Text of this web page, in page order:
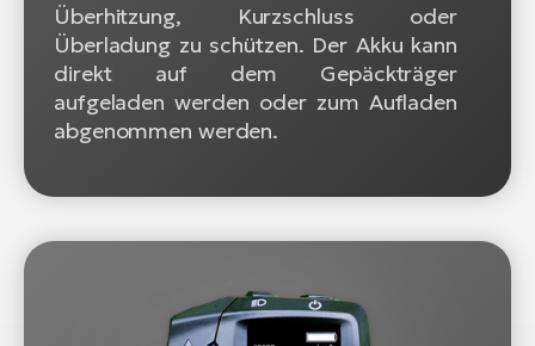
Überhitzung, Kurzschluss oder
Überladung zu schützen. Der Akku kann
direkt auf dem Gepäckträger
aufgeladen werden oder zum Aufladen
abgenommen werden.